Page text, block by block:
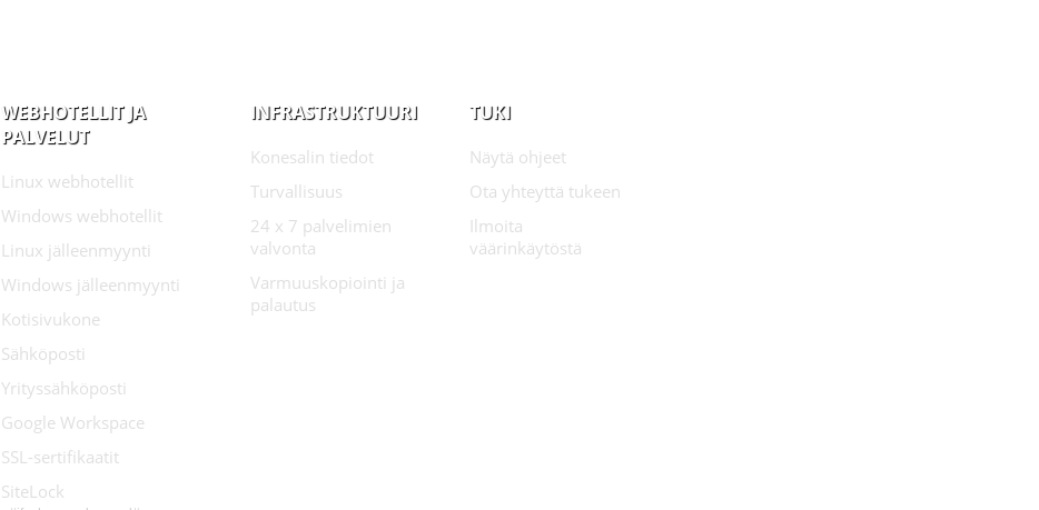
WEBHOTELLIT JA
PALVELUT
Linux webhotellit
Windows webhotellit
Linux jälleenmyynti
Windows jälleenmyynti
Kotisivukone
Sähköposti
Yrityssähköposti
Google Workspace
SSL-sertifikaatit
SiteLock
INFRASTRUKTUURI
Konesalin tiedot
Turvallisuus
24 x 7 palvelimien
valvonta
Varmuuskopiointi ja
palautus
TUKI
Näytä ohjeet
Ota yhteyttä tukeen
Ilmoita
väärinkäytöstä